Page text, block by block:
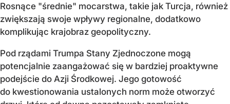
Rosnące "średnie" mocarstwa, takie jak Turcja, również
zwiększają swoje wpływy regionalne, dodatkowo
komplikując krajobraz geopolityczny.
Pod rządami Trumpa Stany Zjednoczone mogą
potencjalnie zaangażować się w bardziej proaktywne
podejście do Azji Środkowej. Jego gotowość
do kwestionowania ustalonych norm może otworzyć